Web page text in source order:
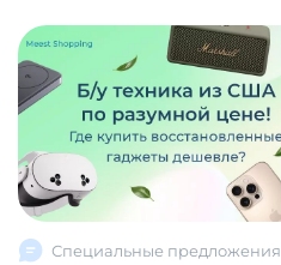
Специальные предложения